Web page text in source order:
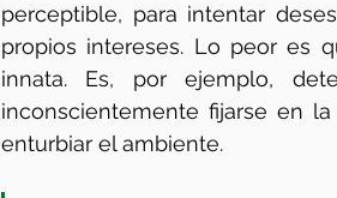
perceptible, para intentar
propios intereses. Lo peor es
innata. Es, por ejemplo,
inconscientemente fijarse en
enturbiar el ambiente.